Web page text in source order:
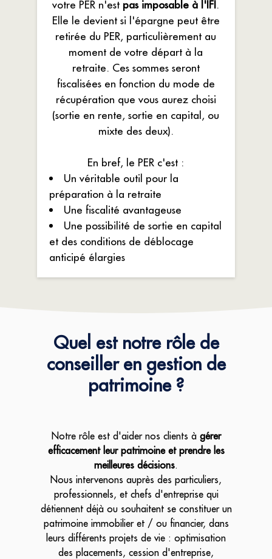
votre PER n'est pas imposable à l'IFI.
Elle le devient si l'épargne peut être
retirée du PER, particulièrement au
moment de votre départ à la
retraite. Ces sommes seront
fiscalisées en fonction du mode de
récupération que vous aurez choisi
(sortie en rente, sortie en capital, ou
mixte des deux).
En bref, le PER c'est :
Un véritable outil pour la
préparation à la retraite
Une fiscalité avantageuse
Une possibilité de sortie en capital
et des conditions de déblocage
anticipé élargies
Quel est notre rôle de
conseiller en gestion de
patrimoine ?
Notre rôle est d'aider nos clients à gérer
efficacement leur patrimoine et prendre les
meilleures décisions.
Nous intervenons auprès des particuliers,
professionnels, et chefs d'entreprise qui
détiennent déjà ou souhaitent se constituer un
patrimoine immobilier et / ou financier, dans
leurs différents projets de vie : optimisation
des placements, cession d'entreprise,